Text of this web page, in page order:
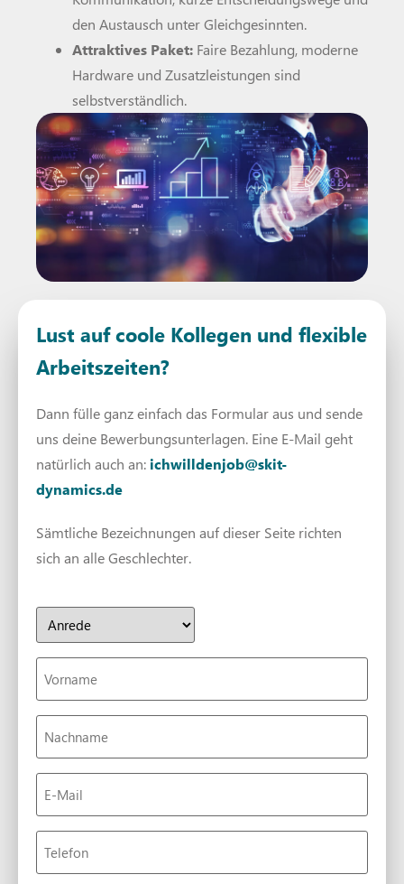
den Austausch unter Gleichgesinnten.
Attraktives Paket: Faire Bezahlung, moderne
Hardware und Zusatzleistungen sind
selbstverständlich.
Lust auf coole Kollegen und flexible
Arbeitszeiten?
Dann fülle ganz einfach das Formular aus und sende
uns deine Bewerbungsunterlagen. Eine E-Mail geht
natürlich auch an: ichwilldenjob@skit-
dynamics.de
Sämtliche Bezeichnungen auf dieser Seite richten
sich an alle Geschlechter.
Anrede
Vorname
Nachname
(erforderlich)
E-
Mail
Telefon